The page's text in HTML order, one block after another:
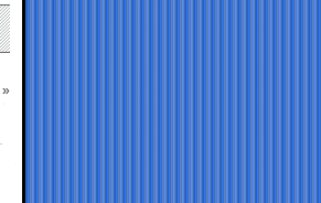
»